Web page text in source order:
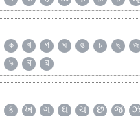
ক খ গ ঘ ঙ চ ছ জ
৯ ৰ ৱ
ક ખ ગ ઘ ચ છ જ ઝ